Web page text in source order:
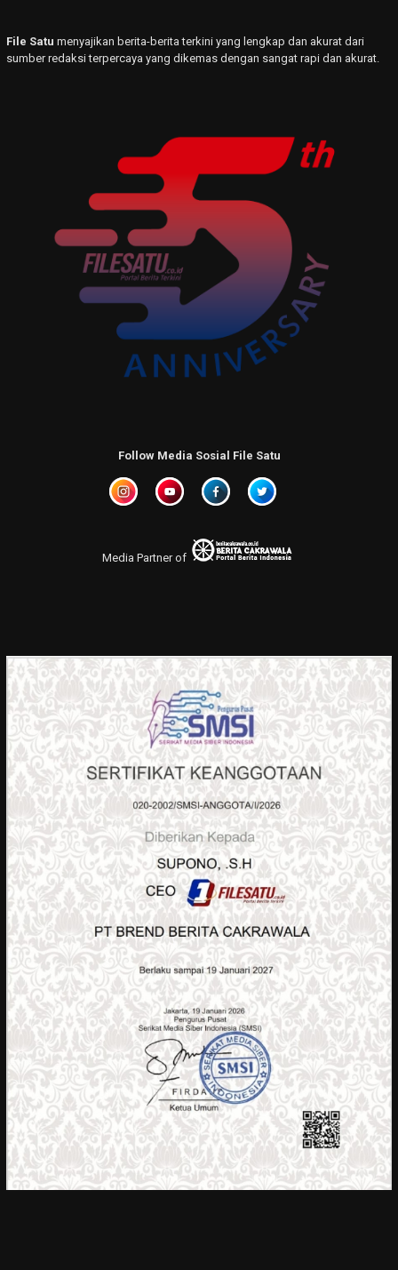
File Satu menyajikan berita-berita terkini yang lengkap dan akurat dari
sumber redaksi terpercaya yang dikemas dengan sangat rapi dan akurat.
Follow Media Sosial File Satu
Media Partner of